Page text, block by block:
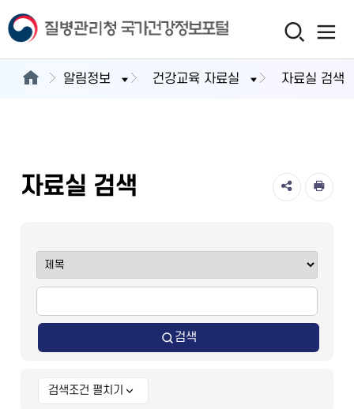
알림정보 건강교육 자료실 자료실 검색
자료실 검색
검색
상세 검색조건
검색조건 펼치기